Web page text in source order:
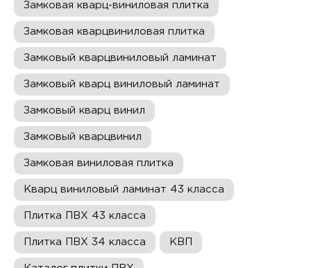
Замковая кварц-виниловая плитка
Замковая кварцвиниловая плитка
Замковый кварцвиниловый ламинат
Замковый кварц виниловый ламинат
Замковый кварц винил
Замковый кварцвинил
Замковая виниловая плитка
Кварц виниловый ламинат 43 класса
Плитка ПВХ 43 класса
Плитка ПВХ 34 класса КВП